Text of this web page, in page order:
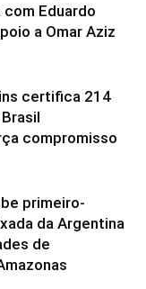
Eduardo
a Omar Aziz
certifica 214
compromisso
primeiro-
da Argentina
de